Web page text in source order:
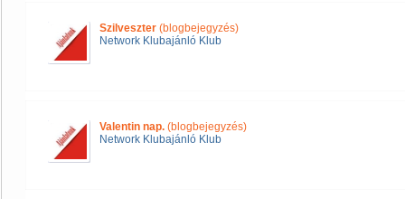
Szilveszter (blogbejegyzés)
Network Klubajánló Klub
Valentin nap. (blogbejegyzés)
Network Klubajánló Klub